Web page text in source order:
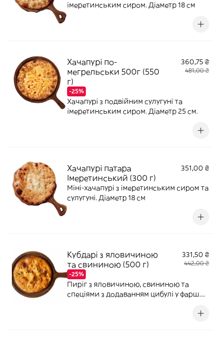
імеретинським сиром. Діаметр 18 см
Хачапурі по-
мегрельськи 500г (550
г)
-25%
360,75 ₴
481,00 ₴
Хачапурі з подвійним сулугуні та
імеретинським сиром. Діаметр 25 см.
Хачапурі патара
Імеретинський (300 г)
351,00 ₴
Міні-хачапурі з імеретинським сиром та
сулугуні. Діаметр 18 см
Кубдарі з яловичиною
та свининою (500 г)
-25%
331,50 ₴
442,00 ₴
Пиріг з яловичиною, свининою та
спеціями з додаванням цибулі у фарш.